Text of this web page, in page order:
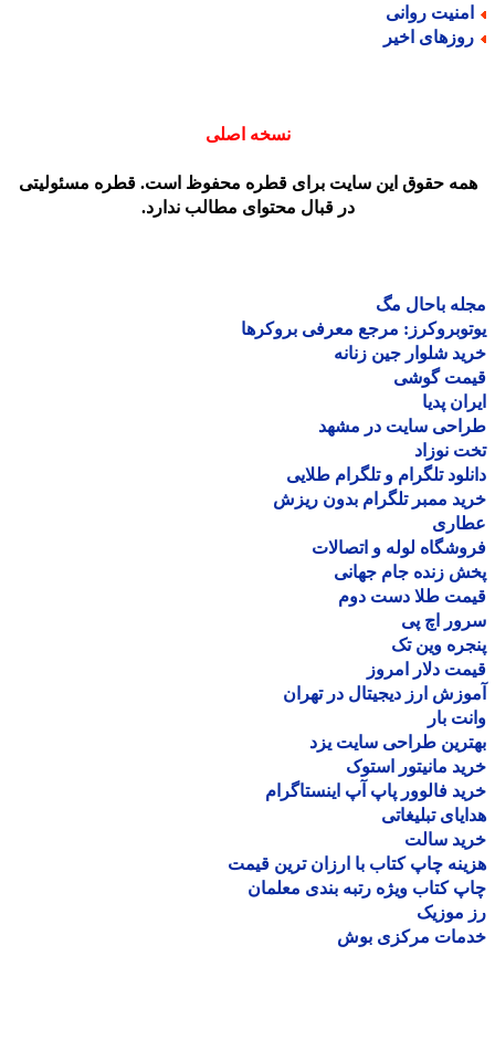
روانی
اخیر
نسخه اصلی
حقوق این سایت برای قطره محفوظ است. قطره مسئولیتی
در قبال محتوای مطالب ندارد.
باحال مگ
مرجع معرفی بروکرها
شلوار جین زنانه
گوشی
پدیا
سایت در مشهد
نوزاد
تلگرام و تلگرام طلایی
ممبر تلگرام بدون ریزش
لوله و اتصالات
زنده جام جهانی
طلا دست دوم
اچ پی
وین تک
دلار امروز
ارز دیجیتال در تهران
بار
طراحی سایت یزد
مانیتور استوک
فالوور پاپ آپ اینستاگرام
تبلیغاتی
سالت
چاپ کتاب با ارزان ترین قیمت
کتاب ویژه رتبه بندی معلمان
موزیک
مرکزی بوش